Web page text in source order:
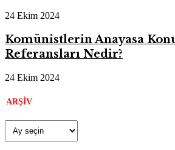
24 Ekim 2024
Komünistlerin Anayasa
Referansları Nedir?
24 Ekim 2024
ARŞIV